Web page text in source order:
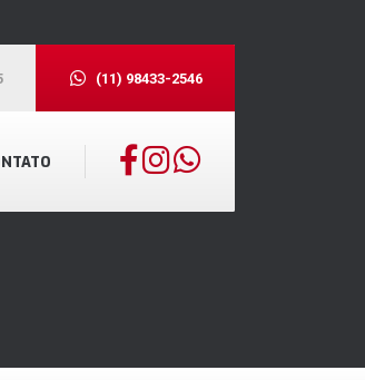
(11) 98433-2546